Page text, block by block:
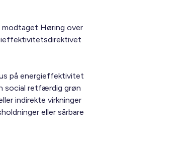
modtaget Høring over
på energieffektivitet
social retfærdig grøn
indirekte virkninger
eller sårbare